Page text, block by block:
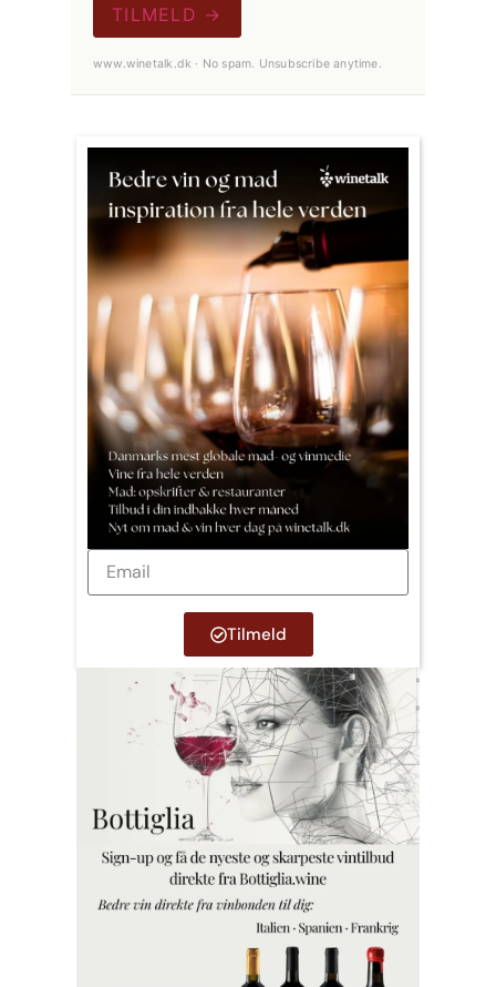
TILMELD →
www.winetalk.dk · No spam. Unsubscribe anytime.
Tilmeld